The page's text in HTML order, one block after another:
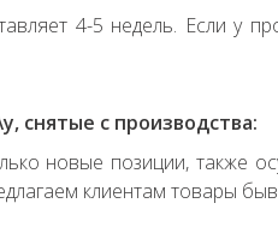
4-5 недель. Если у
снятые с производства:
новые позиции, также
клиентам товары